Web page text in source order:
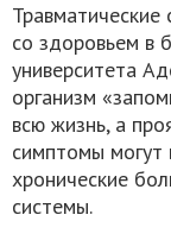
со здоровьем в
университета
организм
всю жизнь, а
симптомы могут
хронические
системы.